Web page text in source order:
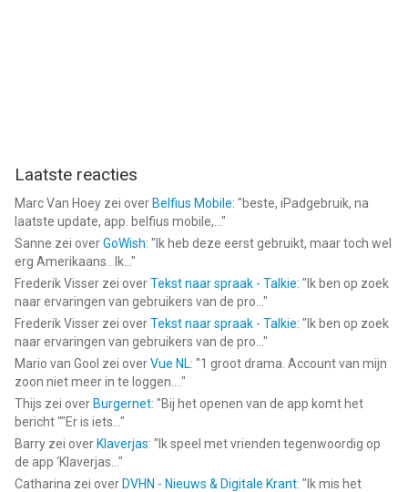
Laatste reacties
Marc Van Hoey zei over Belfius Mobile: "beste, iPadgebruik, na
laatste update, app. belfius mobile,... "
Sanne zei overGoWish: " Ik heb deze eerst gebruikt, maar toch wel
erg Amerikaans.. Ik... "
Frederik Visser zei overTekst naar spraak - Talkie: " Ik ben op zoek
naar ervaringen van gebruikers van de pro... "
Frederik Visser zei overTekst naar spraak - Talkie: " Ik ben op zoek
naar ervaringen van gebruikers van de pro... "
Mario van Gool zei overVue NL: "1 groot drama. Account van mijn
zoon niet meer in te loggen.... "
Thijs zei over Burgernet: "Bij het openen van de app komt het
bericht ""Er is iets... "
Barry zei over Klaverjas: " Ik speel met vrienden tegenwoordig op
de app ‘Klaverjas... "
Catharina zei over DVHN - Nieuws & Digitale Krant: " Ik mis het